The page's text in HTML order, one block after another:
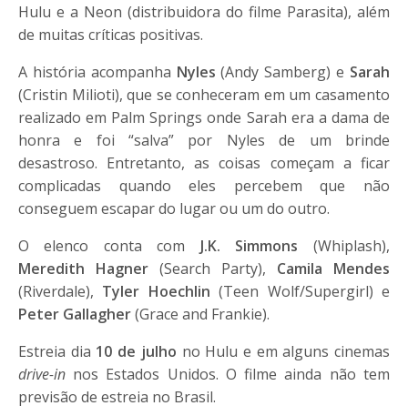
Hulu e a Neon (distribuidora do filme Parasita), além
de muitas críticas positivas.
A história acompanha Nyles (Andy Samberg) e Sarah
(Cristin Milioti), que se conheceram em um casamento
realizado em Palm Springs onde Sarah era a dama de
honra e foi “salva” por Nyles de um brinde
desastroso. Entretanto, as coisas começam a ficar
complicadas quando eles percebem que não
conseguem escapar do lugar ou um do outro.
O elenco conta com J.K. Simmons (Whiplash),
Meredith Hagner (Search Party), Camila Mendes
(Riverdale), Tyler Hoechlin (Teen Wolf/Supergirl) e
Peter Gallagher(Grace and Frankie).
Estreia dia 10 de julho no Hulu e em alguns cinemas
drive-in nos Estados Unidos. O filme ainda não tem
previsão de estreia no Brasil.